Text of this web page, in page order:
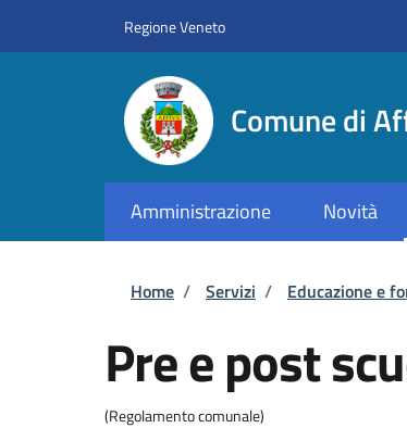
Regione Veneto
Comune di
Amministrazione Novità
Briciole di
Home / Servizi / Educazione e
Pre e post
(Regolamento comunale)